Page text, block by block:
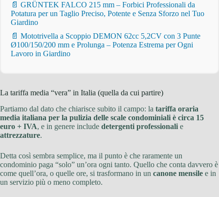
📄 GRÜNTEK FALCO 215 mm – Forbici Professionali da
Potatura per un Taglio Preciso, Potente e Senza Sforzo nel Tuo
Giardino
📄 Mototrivella a Scoppio DEMON 62cc 5,2CV con 3 Punte
Ø100/150/200 mm e Prolunga – Potenza Estrema per Ogni
Lavoro in Giardino
La tariffa media “vera” in Italia (quella da cui partire)
Partiamo dal dato che chiarisce subito il campo: la tariffa oraria
media italiana per la pulizia delle scale condominiali è circa 15
euro + IVA, e in genere include detergenti professionali e
attrezzature.
Detta così sembra semplice, ma il punto è che raramente un
condominio paga “solo” un’ora ogni tanto. Quello che conta davvero è
come quell’ora, o quelle ore, si trasformano in un canone mensile e in
un servizio più o meno completo.